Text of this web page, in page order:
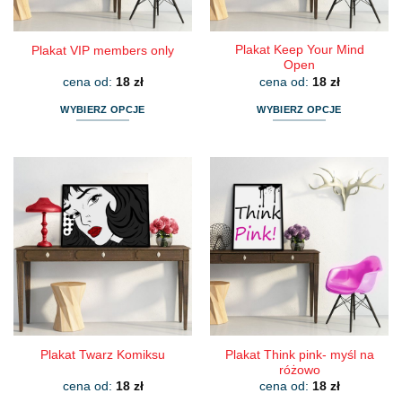
produktu
produktu
Plakat VIP members only
cena od: 18 zł
WYBIERZ OPCJE
wiele
wariantów.
Opcje
można
wybrać
produktu
Plakat Keep Your Mind
Open
cena od: 18 zł
WYBIERZ OPCJE
wiele
wariantów.
Opcje
można
wybrać
na
stronie
produktu
Plakat Twarz Komiksu
cena od: 18 zł
Plakat Think pink- myśl na
różowo
cena od: 18 zł